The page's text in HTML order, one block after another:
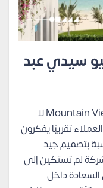
سيدي عبد
مفهوم السعادة الذي تقدمه شركة Mountain View لا
تقريبًا يفكرون
بتصميم جيد
لم تستكين إلى
السعادة داخل